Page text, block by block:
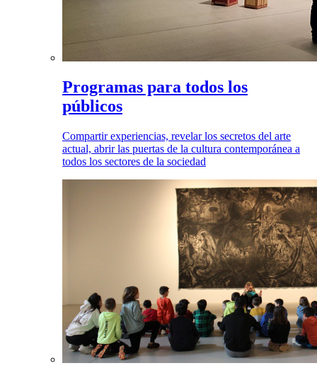
Programas para todos los
públicos
Compartir experiencias, revelar los secretos del arte
actual, abrir las puertas de la cultura contemporánea a
todos los sectores de la sociedad